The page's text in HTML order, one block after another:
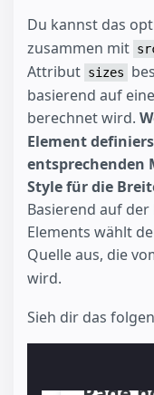
Du kannst das
zusammen mit
Attribut sizes
basierend auf
berechnet wird.
Element
entsprechenden
Style für die
Basierend auf
Elements wählt
Quelle aus, die
wird.
Sieh dir das